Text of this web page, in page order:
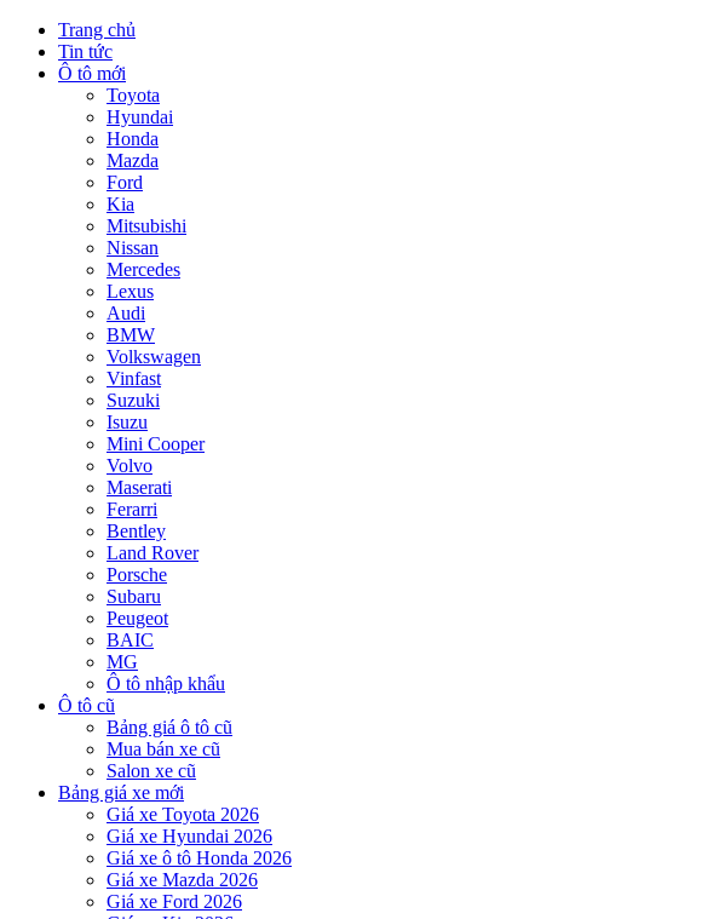
Trang chủ
Tin tức
Ô tô mới
Toyota
Hyundai
Honda
Mazda
Ford
Kia
Mitsubishi
Nissan
Mercedes
Lexus
Audi
BMW
Volkswagen
Vinfast
Suzuki
Isuzu
Mini Cooper
Volvo
Maserati
Ferarri
Bentley
Land Rover
Porsche
Subaru
Peugeot
BAIC
MG
Ô tô nhập khẩu
Ô tô cũ
Bảng giá ô tô cũ
Mua bán xe cũ
Salon xe cũ
Bảng giá xe mới
Giá xe Toyota 2026
Giá xe Hyundai 2026
Giá xe ô tô Honda 2026
Giá xe Mazda 2026
Giá xe Ford 2026